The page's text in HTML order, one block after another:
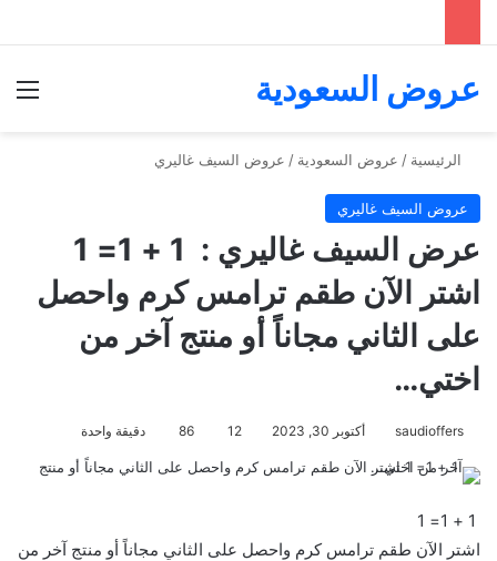
عروض السعودية
الرئيسية / عروض السعودية / عروض السيف غاليري
عروض السيف غاليري
عرض السيف غاليري : ‏ 1 + 1= 1
‏اشتر الآن طقم ترامس كرم واحصل
على الثاني مجاناً أو منتج آخر من
اختي…
saudioffers أكتوبر 30, 2023 12
86 دقيقة واحدة
‏اشتر الآن طقم ترامس كرم واحصل على الثاني مجاناً أو منتج آخر من